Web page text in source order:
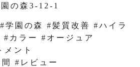
の森3-12-1
学園の森 #髪質改善 #ハイラ
カラー #オージュア
ント
#レビュー